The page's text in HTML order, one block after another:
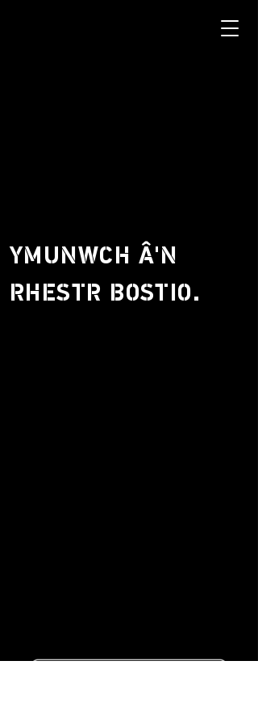
YMUNWCH Â'N
RHESTR BOSTIO.